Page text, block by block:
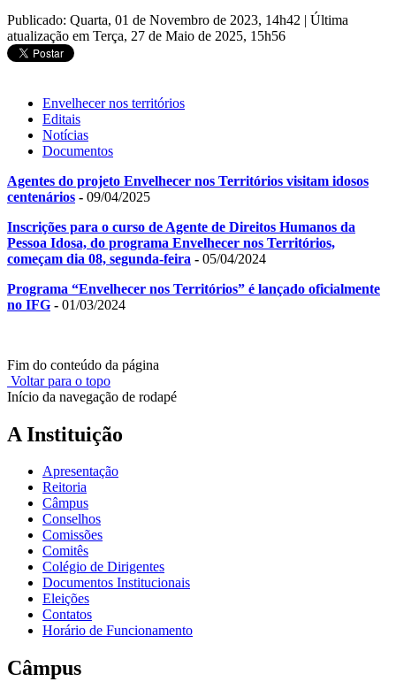
Publicado: Quarta, 01 de Novembro de 2023, 14h42 | Última
atualização em Terça, 27 de Maio de 2025, 15h56
Envelhecer nos territórios
Editais
Notícias
Documentos
Agentes do projeto Envelhecer nos Territórios visitam idosos
centenários - 09/04/2025
Inscrições para o curso de Agente de Direitos Humanos da
Pessoa Idosa, do programa Envelhecer nos Territórios,
começam dia 08, segunda-feira - 05/04/2024
Programa “Envelhecer nos Territórios” é lançado oficialmente
no IFG - 01/03/2024
Fim do conteúdo da página
Voltar para o topo
Início da navegação de rodapé
A Instituição
Apresentação
Reitoria
Câmpus
Conselhos
Comissões
Comitês
Colégio de Dirigentes
Documentos Institucionais
Eleições
Contatos
Horário de Funcionamento
Câmpus